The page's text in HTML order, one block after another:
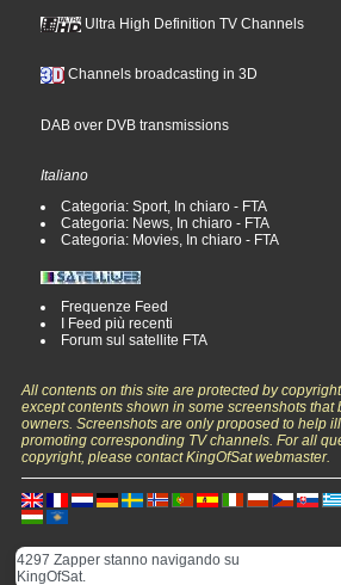
Ultra High Definition TV Channels
Channels broadcasting in 3D
DAB over DVB transmissions
Italiano
Categoria: Sport, In chiaro - FTA
Categoria: News, In chiaro - FTA
Categoria: Movies, In chiaro - FTA
Frequenze Feed
I Feed più recenti
Forum sul satellite FTA
All contents on this site are protected by
except contents shown in some screenshots
owners. Screenshots are only proposed to help
promoting corresponding TV channels. For all
copyright, please contact KingOfSat webmaster.
4297 Zapper stanno navigando su
KingOfSat.